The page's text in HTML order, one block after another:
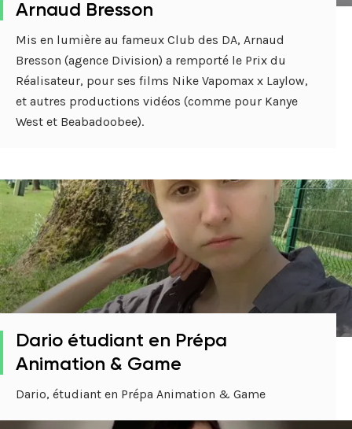
Arnaud Bresson
Mis en lumière au fameux Club des DA, Arnaud
Bresson (agence Division) a remporté le Prix du
Réalisateur, pour ses films Nike Vapomax x Laylow,
et autres productions vidéos (comme pour Kanye
West et Beabadoobee).
Dario étudiant en Prépa
Animation & Game
Dario, étudiant en Prépa Animation & Game